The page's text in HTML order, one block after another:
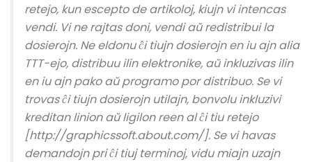
retejo, kun escepto de artikoloj, kiujn vi intencas
vendi. Vi ne rajtas doni, vendi aŭ redistribui la
dosierojn. Ne eldonu ĉi tiujn dosierojn en iu ajn alia
TTT-ejo, distribuu ilin elektronike, aŭ inkluzivas ilin
en iu ajn pako aŭ programo por distribuo. Se vi
trovas ĉi tiujn dosierojn utilajn, bonvolu inkluzivi
kreditan linion aŭ ligilon reen al ĉi tiu retejo
[http://graphicssoft.about.com/]. Se vi havas
demandojn pri ĉi tiuj terminoj, vidu miajn uzajn